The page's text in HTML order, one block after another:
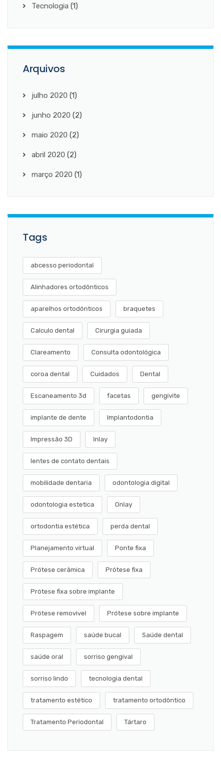
Tecnologia (1)
Arquivos
julho 2020 (1)
junho 2020 (2)
maio 2020 (2)
abril 2020 (2)
março 2020 (1)
Tags
abcesso periodontal
Alinhadores ortodônticos
aparelhos ortodônticos braquetes
Calculo dental Cirurgia guiada
Clareamento Consulta odontológica
coroa dental Cuidados Dental
Escaneamento 3d facetas gengivite
implante de dente Implantodontia
Impressão 3D Inlay
lentes de contato dentais
mobilidade dentaria odontologia digital
odontologia estetica Onlay
ortodontia estética perda dental
Planejamento virtual Ponte fixa
Prótese cerâmica Prótese fixa
Prótese fixa sobre implante
Prótese removivel Prótese sobre implante
Raspagem saúde bucal Saúde dental
saúde oral sorriso gengival
sorriso lindo tecnologia dental
tratamento estético tratamento ortodôntico
Tratamento Periodontal Tártaro